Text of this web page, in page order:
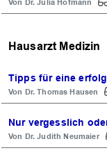
Dr. Julia Hofmann
Hausarzt Medizin
Tipps für eine
Dr. Thomas Hausen
Nur vergesslich
Dr. Judith Neumaier